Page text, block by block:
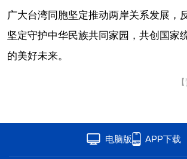
广大台湾同胞坚定推动两岸关系发展，
坚定守护中华民族共同家园，共创国家
的美好未来。
电脑版 APP下载